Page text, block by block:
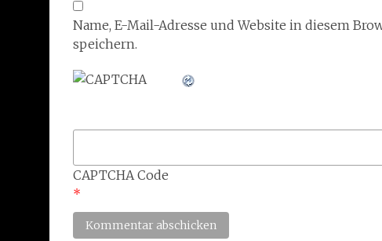
Name, E-Mail-Adresse und Website in diesem
speichern.
CAPTCHA Code
*